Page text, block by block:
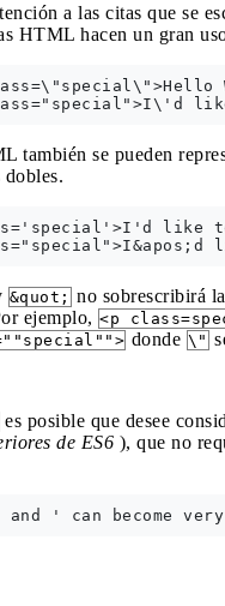
a las citas que se
HTML hacen un gran
también se pueden
like
&quot; no sobrescribirá
ejemplo, <p
donde \"
es posible que desee
de ES6 ), que no